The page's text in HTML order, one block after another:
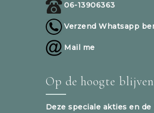
06-13906363
Verzend Whatsapp
Mail me
Op de hoogte
Deze speciale akties en de